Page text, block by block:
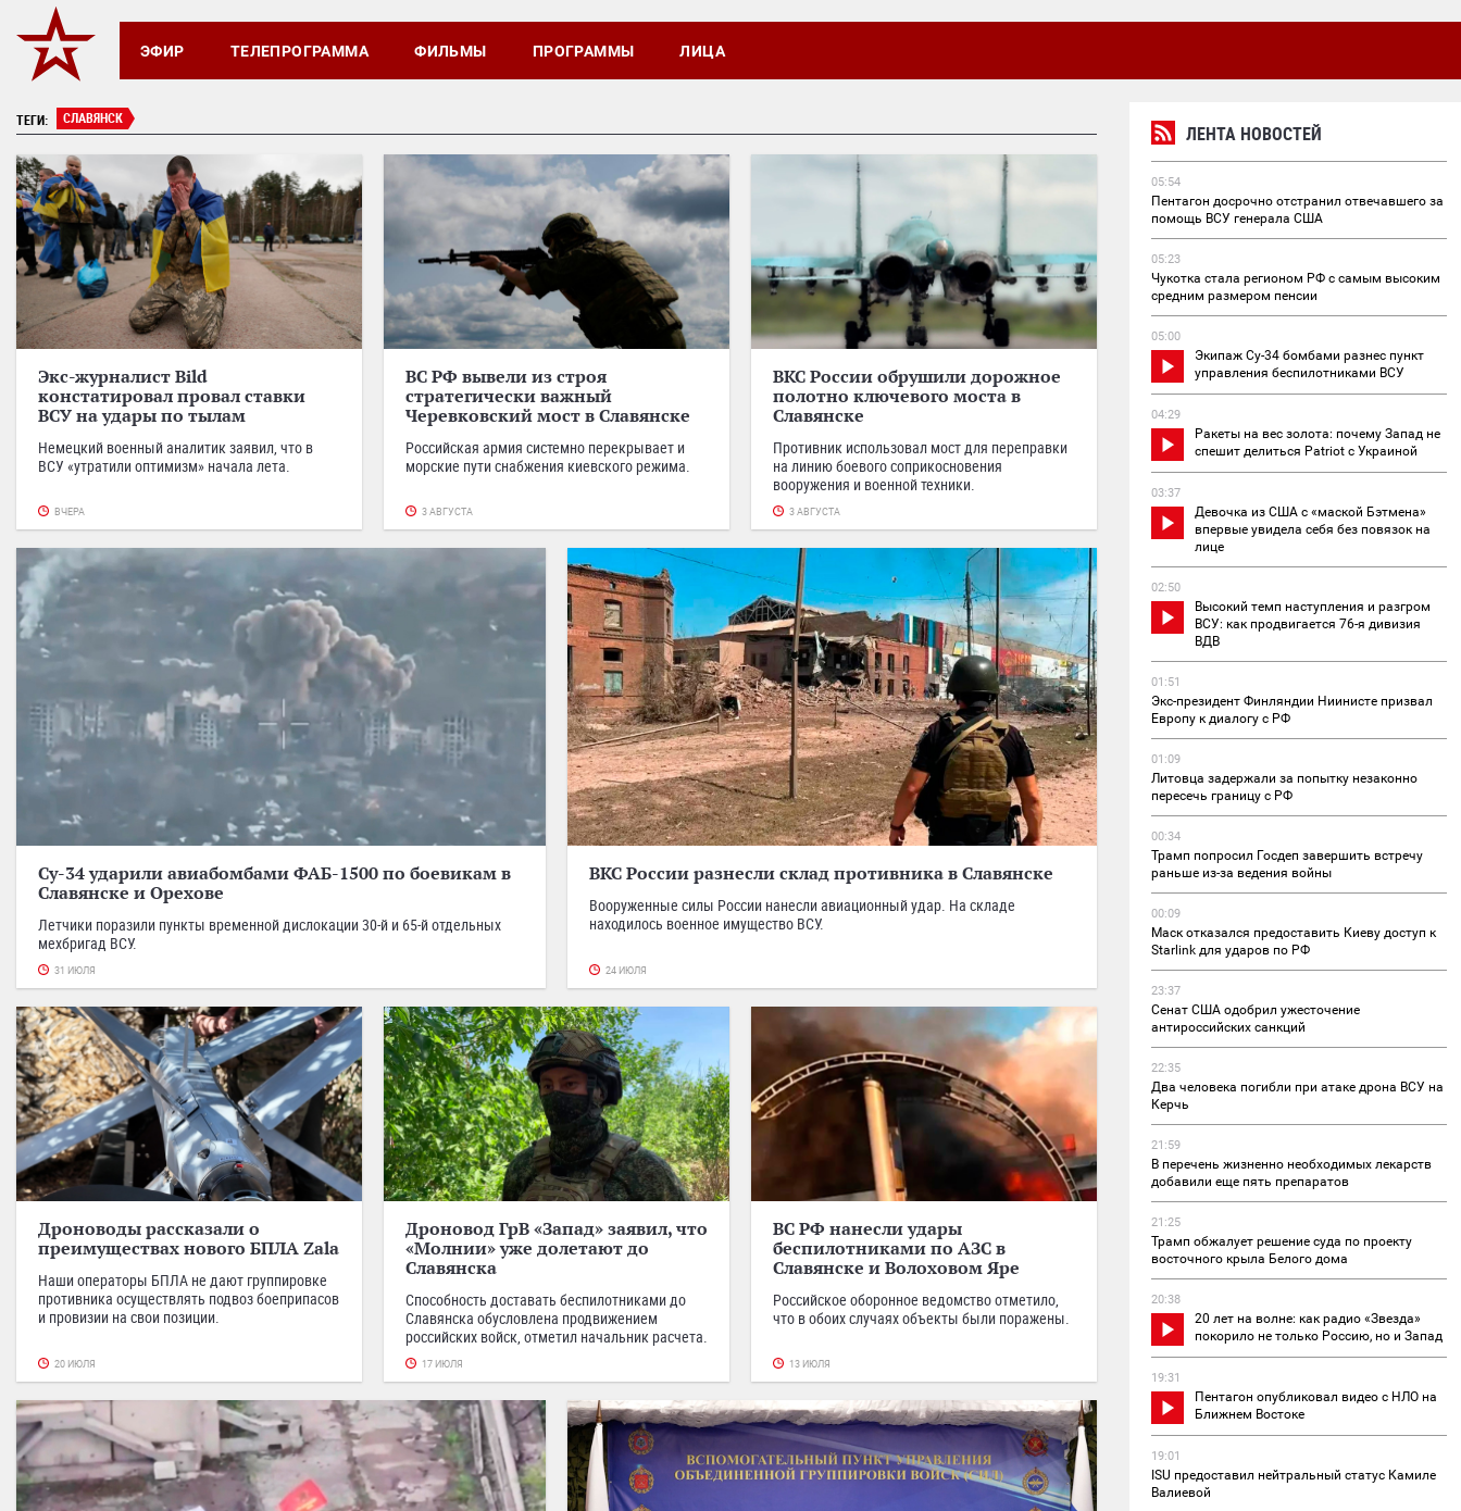
ЭФИР ТЕЛЕПРОГРАММА ФИЛЬМЫ ПРОГРАММЫ ЛИЦА
ТЕГИ: СЛАВЯНСК
Экс-журналист Bild
констатировал провал ставки
ВСУ на удары по тылам
Немецкий военный аналитик заявил, что в
ВСУ «утратили оптимизм» начала лета.
ВЧЕРА
ВС РФ вывели из строя
стратегически важный
Черевковский мост в Славянске
Российская армия системно перекрывает и
морские пути снабжения киевского режима.
3 АВГУСТА
ВКС России обрушили дорожное
полотно ключевого моста в
Славянске
Противник использовал мост для переправки
на линию боевого соприкосновения
вооружения и военной техники.
3 АВГУСТА
Су-34 ударили авиабомбами ФАБ-1500 по боевикам в
Славянске и Орехове
Летчики поразили пункты временной дислокации 30-й и 65-й отдельных
мехбригад ВСУ.
31 ИЮЛЯ
ВКС России разнесли склад противника в Славянске
Вооруженные силы России нанесли авиационный удар. На складе
находилось военное имущество ВСУ.
24 ИЮЛЯ
Дроноводы рассказали о
преимуществах нового БПЛА Zala
Наши операторы БПЛА не дают группировке
противника осуществлять подвоз боеприпасов
и провизии на свои позиции.
20 ИЮЛЯ
Дроновод ГрВ «Запад» заявил, что
«Молнии» уже долетают до
Славянска
Способность доставать беспилотниками до
Славянска обусловлена продвижением
российских войск, отметил начальник расчета.
17 ИЮЛЯ
ВС РФ нанесли удары
беспилотниками по АЗС в
Славянске и Волоховом Яре
Российское оборонное ведомство отметило,
что в обоих случаях объекты были поражены.
13 ИЮЛЯ
ЛЕНТА НОВОСТЕЙ
05:54
Пентагон досрочно отстранил отвечавшего за
помощь ВСУ генерала США
05:23
Чукотка стала регионом РФ с самым высоким
средним размером пенсии
05:00
Экипаж Су-34 бомбами разнес пункт
управления беспилотниками ВСУ
04:29
Ракеты на вес золота: почему Запад не
спешит делиться Patriot с Украиной
03:37
Девочка из США с «маской Бэтмена»
впервые увидела себя без повязок на
лице
02:50
Высокий темп наступления и разгром
ВСУ: как продвигается 76-я дивизия
ВДВ
01:51
Экс-президент Финляндии Ниинисте призвал
Европу к диалогу с РФ
01:09
Литовца задержали за попытку незаконно
пересечь границу с РФ
00:34
Трамп попросил Госдеп завершить встречу
раньше из-за ведения войны
00:09
Маск отказался предоставить Киеву доступ к
Starlink для ударов по РФ
23:37
Сенат США одобрил ужесточение
антироссийских санкций
22:35
Два человека погибли при атаке дрона ВСУ на
Керчь
21:59
В перечень жизненно необходимых лекарств
добавили еще пять препаратов
21:25
Трамп обжалует решение суда по проекту
восточного крыла Белого дома
20:38
20 лет на волне: как радио «Звезда»
покорило не только Россию, но и Запад
19:31
Пентагон опубликовал видео с НЛО на
Ближнем Востоке
19:01
ISU предоставил нейтральный статус Камиле
Валиевой